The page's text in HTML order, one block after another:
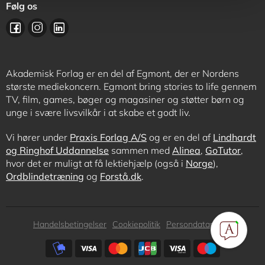
Følg os
Akademisk Forlag er en del af Egmont, der er Nordens
største mediekoncern. Egmont bring stories to life gennem
TV, film, games, bøger og magasiner og støtter børn og
unge i svære livsvilkår i at skabe et godt liv.
Vi hører under Praxis Forlag A/S og er en del af Lindhardt
og Ringhof Uddannelse sammen med Alinea, GoTutor,
hvor det er muligt at få lektiehjælp (også i Norge),
Ordblindetræning og Forstå.dk.
Subfooter
Handelsbetingelser Cookiepolitik
Persondatapolitik
Subfooter
payment